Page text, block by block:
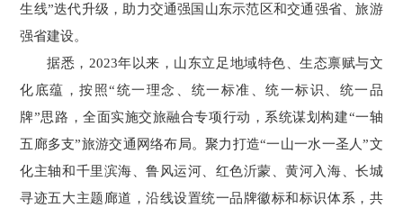
生线”迭代升级，助力交通强国山东示范区和交通强省、旅游
强省建设。
据悉，2023年以来，山东立足地域特色、生态禀赋与文
化底蕴，按照“统一理念、统一标准、统一标识、统一品
牌”思路，全面实施交旅融合专项行动，系统谋划构建“一轴
五廊多支”旅游交通网络布局。聚力打造“一山一水一圣人”文
化主轴和千里滨海、鲁风运河、红色沂蒙、黄河入海、长城
寻迹五大主题廊道，沿线设置统一品牌徽标和标识体系，共